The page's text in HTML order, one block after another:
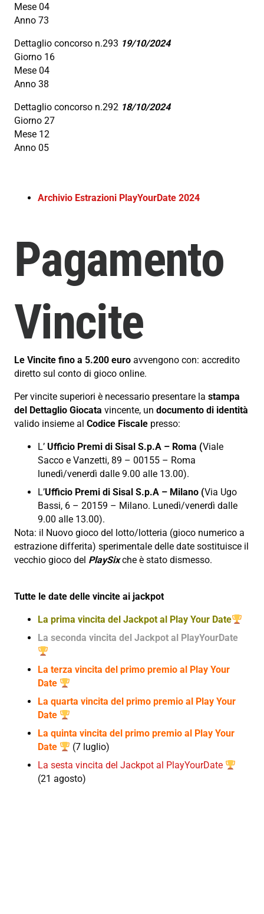
Mese 04
Anno 73
Dettaglio concorso n.293 19/10/2024
Giorno 16
Mese 04
Anno 38
Dettaglio concorso n.292 18/10/2024
Giorno 27
Mese 12
Anno 05
Archivio Estrazioni PlayYourDate 2024
Pagamento
Vincite
Le Vincite fino a 5.200 euro avvengono con: accredito
diretto sul conto di gioco online.
Per vincite superiori è necessario presentare la stampa
del Dettaglio Giocata vincente, un documento di identità
valido insieme al Codice Fiscale presso:
L’ Ufficio Premi di Sisal S.p.A – Roma (Viale
Sacco e Vanzetti, 89 – 00155 – Roma
lunedì/venerdì dalle 9.00 alle 13.00).
L’Ufficio Premi di Sisal S.p.A – Milano (Via Ugo
Bassi, 6 – 20159 – Milano. Lunedì/venerdì dalle
9.00 alle 13.00).
Nota: il Nuovo gioco del lotto/lotteria (gioco numerico a
estrazione differita) sperimentale delle date sostituisce il
vecchio gioco del PlaySixche è stato dismesso.
Tutte le date delle vincite ai jackpot
La prima vincita del Jackpot al Play Your Date
La seconda vincita del Jackpot al PlayYourDate
La terza vincita del primo premio al Play Your
Date
La quarta vincita del primo premio al Play Your
Date
La quinta vincita del primo premio al Play Your
Date
(7 luglio)
La sesta vincita del Jackpot al PlayYourDate
(21 agosto)